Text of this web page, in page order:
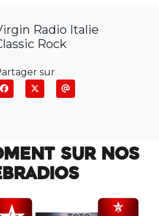
Radio Italie
Rock
sur
SUR NOS